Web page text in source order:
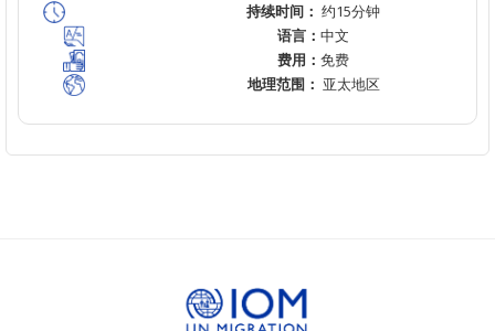
持续时间： 约15分钟
语言： 中文
费用： 免费
地理范围： 亚太地区